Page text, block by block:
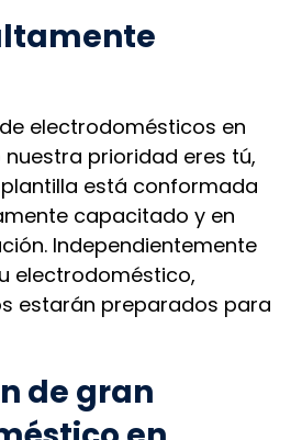
electrodomésticos en
prioridad eres tú,
está conformada
capacitado y en
Independientemente
electrodoméstico,
estarán preparados para
de gran